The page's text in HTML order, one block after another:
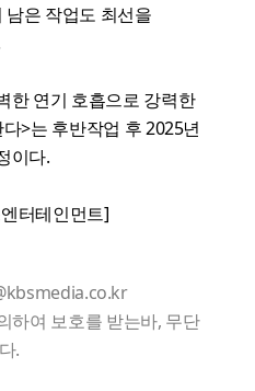
남은 작업도 최선을
한 연기 호흡으로 강력한
>는 후반작업 후 2025년
이다.
터테인먼트]
하여 보호를 받는바, 무단
.